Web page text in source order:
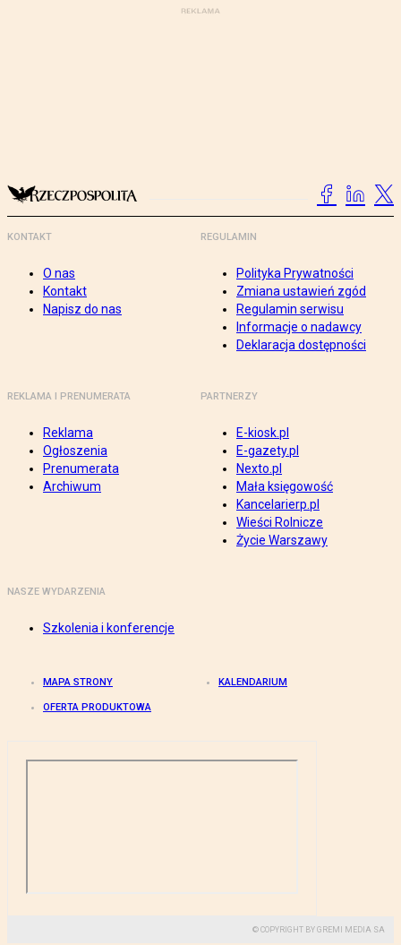
KONTAKT
O nas
Kontakt
Napisz do nas
REGULAMIN
Polityka Prywatności
Zmiana ustawień zgód
Regulamin serwisu
Informacje o nadawcy
Deklaracja dostępności
REKLAMA I PRENUMERATA
Reklama
Ogłoszenia
Prenumerata
Archiwum
PARTNERZY
E-kiosk.pl
E-gazety.pl
Nexto.pl
Mała księgowość
Kancelarierp.pl
Wieści Rolnicze
Życie Warszawy
NASZE WYDARZENIA
Szkolenia i konferencje
MAPA STRONY KALENDARIUM
OFERTA PRODUKTOWA
© COPYRIGHT BY GREMI MEDIA SA